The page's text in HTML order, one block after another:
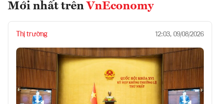
Mới nhất trên VnEconomy
Thị trường 12:03, 09/08/2026